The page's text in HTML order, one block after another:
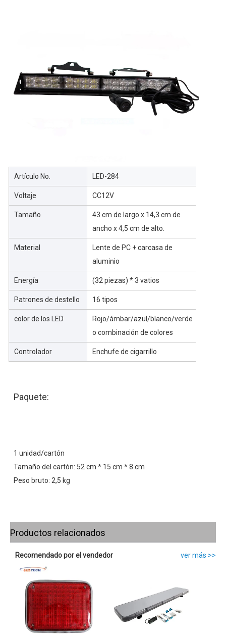
Artículo No. LED-284
Voltaje CC12V
Tamaño
43 cm de largo x 14,3 cm de
ancho x 4,5 cm de alto.
Material
Lente de PC + carcasa de
aluminio
Energía (32 piezas) * 3 vatios
Patrones de destello 16 tipos
color de los LED
Rojo/ámbar/azul/blanco/verde
o combinación de colores
Controlador Enchufe de cigarrillo
Paquete:
1 unidad/cartón
Tamaño del cartón: 52 cm * 15 cm * 8 cm
Peso bruto: 2,5 kg
Productos relacionados
ver más >>
Recomendado por el vendedor